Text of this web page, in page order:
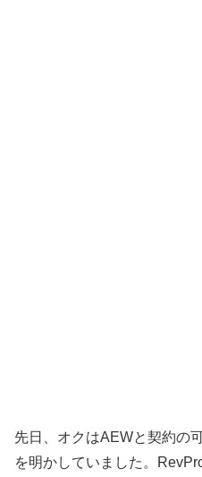
先日、オクはAEWと契約の
を明かしていました。